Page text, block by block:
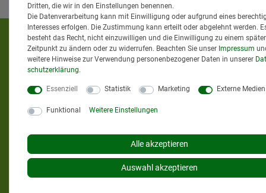
KUNDENMEINUNGEN
Dritten, die wir in den Einstellungen benennen.
Die Datenverarbeitung kann mit Einwilligung oder aufgrund eines
Interesses erfolgen. Die Zustimmung kann erteilt oder abgelehnt werden.
besteht das Recht, nicht einzuwilligen und die Einwilligung zu einem
Zeitpunkt zu ändern oder zu widerrufen. Beachten Sie unser Impressum
weitere Hinweise zur Verwendung personenbezogener Daten in unserer
schutz­erklärung.
Essenziell Statistik Marketing Externe Medien
Funktional Weitere Einstellungen
Alle akzeptieren
Auswahl akzeptieren